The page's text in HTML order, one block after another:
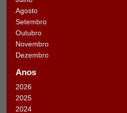
Agosto
Setembro
Outubro
Novembro
Dezembro
Anos
2026
2025
2024